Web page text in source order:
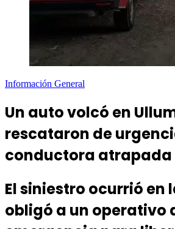
Información General
Un auto volcó en
rescataron de
conductora atrapada
El siniestro ocurrió en
obligó a un operativo